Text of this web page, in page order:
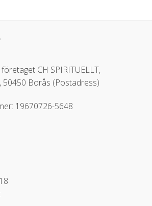
CH SPIRITUELLT,
50450 Borås (Postadress)
19670726-5648